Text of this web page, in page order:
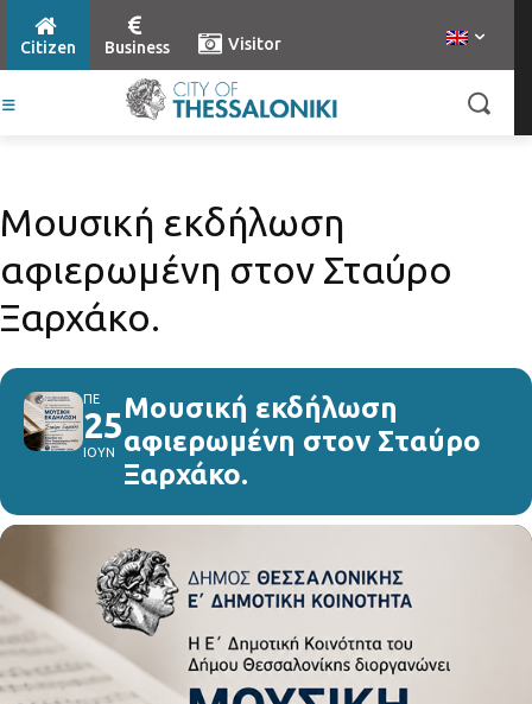
Citizen Business Visitor
Mουσική εκδήλωση
αφιερωμένη στοv Σταύρο
Ξαρχάκο.
ΠΕ
25
ΙΟΥΝ
Mουσική εκδήλωση
αφιερωμένη στοv Σταύρο
Ξαρχάκο.